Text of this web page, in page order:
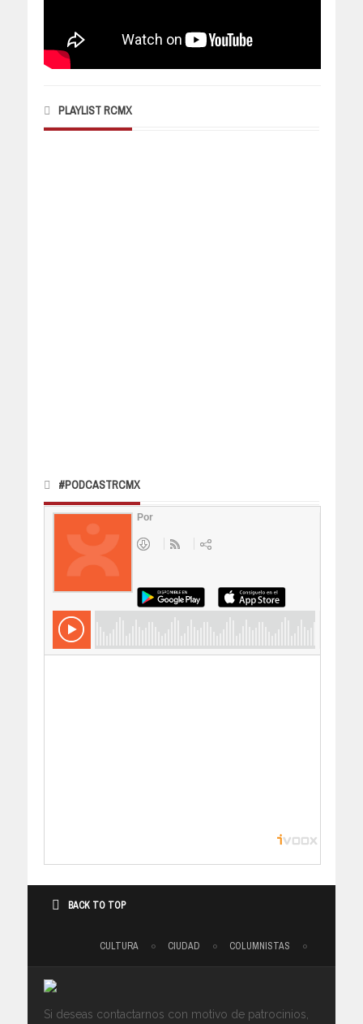
PLAYLIST RCMX
#PODCASTRCMX
BACK TO TOP
CULTURA CIUDAD COLUMNISTAS
Si deseas contactarnos con motivo de patrocinios,